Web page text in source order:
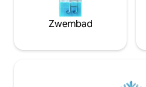
Zwembad